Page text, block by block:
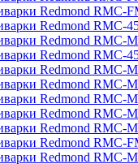
Redmond RMC-
Redmond RMC-
Redmond RMC-
Redmond RMC-
Redmond RMC-
Redmond RMC-
Redmond RMC-
Redmond RMC-
Redmond RMC-
Redmond RMC-
Redmond RMC-